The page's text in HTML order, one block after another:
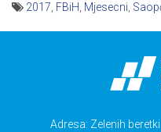
2017 FBiH Mjesecni
Adresa: Zelenih